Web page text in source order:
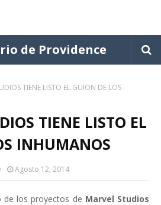
de Providence
TIENE LISTO EL GUION DE LOS
TIENE LISTO EL
INHUMANOS
Agosto 12, 2014
de los proyectos de Marvel Studios